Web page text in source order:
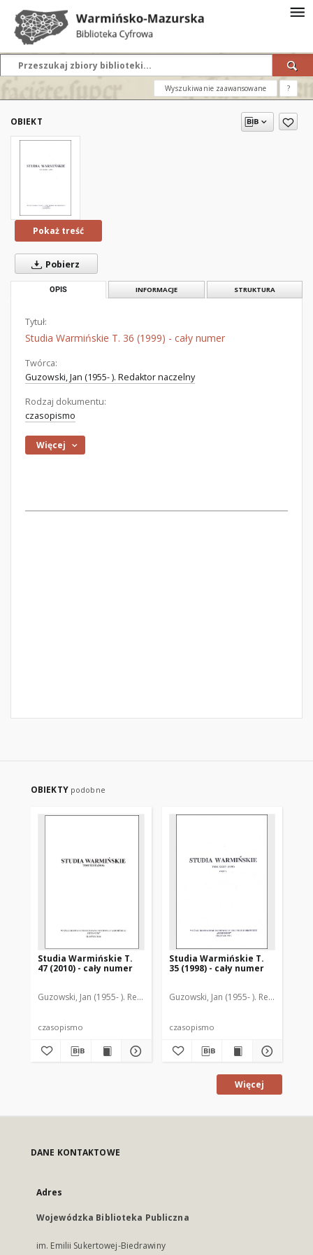
Wyszukiwanie zaawansowane ?
OBIEKT
Pokaż treść
Pobierz
OPIS INFORMACJE STRUKTURA
Tytuł:
Studia Warmińskie T. 36 (1999) - cały numer
Twórca:
Guzowski, Jan (1955- ). Redaktor naczelny
Rodzaj dokumentu:
czasopismo
Więcej
OBIEKTY podobne
Studia Warmińskie T.
47 (2010) - cały numer
Guzowski, Jan (1955- ). Redaktor naczelny
czasopismo
Studia Warmińskie T.
35 (1998) - cały numer
Guzowski, Jan (1955- ). Redaktor
czasopismo
Więcej
DANE KONTAKTOWE
Adres
Wojewódzka Biblioteka Publiczna
im. Emilii Sukertowej-Biedrawiny